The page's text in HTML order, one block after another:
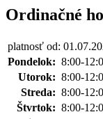
Ordinačné
platnosť od:
Pondelok: 8:00-
Utorok: 8:00-
Streda: 8:00-
Štvrtok: 8:00-